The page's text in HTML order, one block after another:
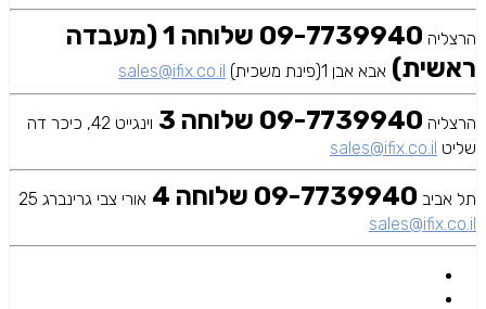
הרצליה
09-7739940 שלוחה 1 (מעבדה
ראשית) אבא אבן 1(פינת משכית) sales@ifix.co.il
הרצליה 09-7739940 שלוחה 3
וינגייט 42, כיכר דה
שליט sales@ifix.co.il
תל אביב 09-7739940 שלוחה 4
אורי צבי גרינברג 25
sales@ifix.co.il